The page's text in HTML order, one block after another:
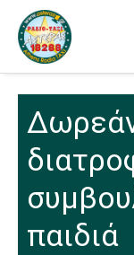
παιδιά